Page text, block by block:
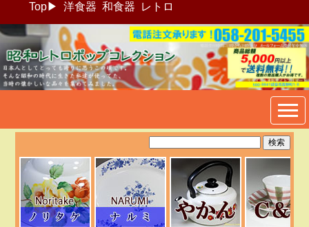
Top▶ 洋食器 和食器 レトロ
昭和レトロポップ食器生活雑
貨通販＠フリマート